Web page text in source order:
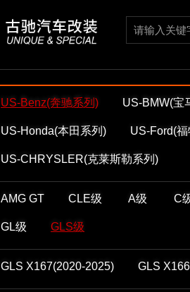
US-Benz(奔驰系列) US-BMW(宝
US-Honda(本田系列) US-Ford(
US-CHRYSLER(克莱斯勒系列)
AMG GT CLE级 A级 C
GL级 GLS级
GLS X167(2020-2025) GLS